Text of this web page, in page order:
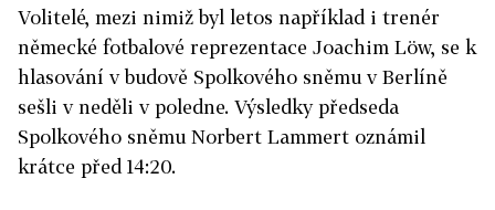
Volitelé, mezi nimiž byl letos například i trenér
německé fotbalové reprezentace Joachim Löw, se k
hlasování v budově Spolkového sněmu v Berlíně
sešli v neděli v poledne. Výsledky předseda
Spolkového sněmu Norbert Lammert oznámil
krátce před 14:20.